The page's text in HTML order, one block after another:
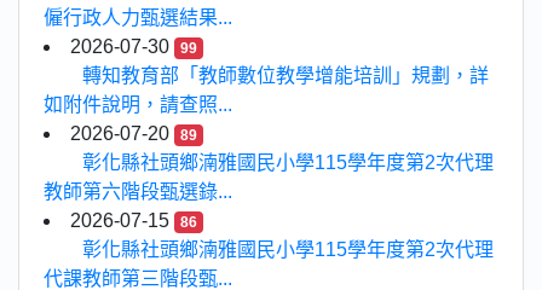
僱行政人力甄選結果...
2026-07-30
99
轉知教育部「教師數位教學增能培訓」規劃，詳
如附件說明，請查照...
2026-07-20
89
彰化縣社頭鄉湳雅國民小學115學年度第2次代理
教師第六階段甄選錄...
2026-07-15
86
彰化縣社頭鄉湳雅國民小學115學年度第2次代理
代課教師第三階段甄...